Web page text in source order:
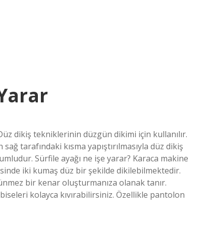
dikiş tekniklerinin düzgün dikimi için kullanılır.
tarafındaki kısma yapıştırılmasıyla düz dikiş
Sürfile ayağı ne işe yarar? Karaca makine
iki kumaş düz bir şekilde dikilebilmektedir.
bir kenar oluşturmanıza olanak tanır.
kolayca kıvırabilirsiniz. Özellikle pantolon